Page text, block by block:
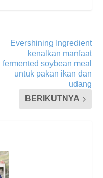
Evershining Ingredient
kenalkan manfaat
fermented soybean meal
untuk pakan ikan dan
udang
BERIKUTNYA